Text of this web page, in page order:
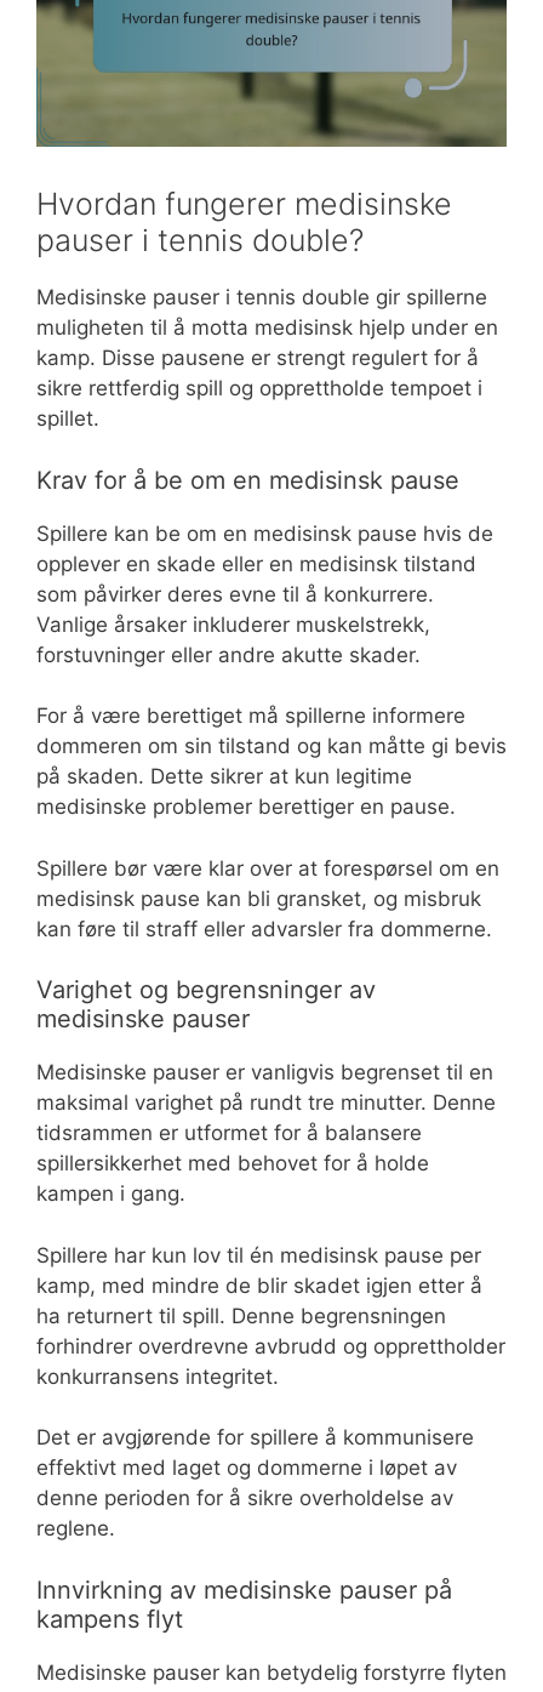
Hvordan fungerer medisinske
pauser i tennis double?
Medisinske pauser i tennis double gir spillerne
muligheten til å motta medisinsk hjelp under en
kamp. Disse pausene er strengt regulert for å
sikre rettferdig spill og opprettholde tempoet i
spillet.
Krav for å be om en medisinsk pause
Spillere kan be om en medisinsk pause hvis de
opplever en skade eller en medisinsk tilstand
som påvirker deres evne til å konkurrere.
Vanlige årsaker inkluderer muskelstrekk,
forstuvninger eller andre akutte skader.
For å være berettiget må spillerne informere
dommeren om sin tilstand og kan måtte gi bevis
på skaden. Dette sikrer at kun legitime
medisinske problemer berettiger en pause.
Spillere bør være klar over at forespørsel om en
medisinsk pause kan bli gransket, og misbruk
kan føre til straff eller advarsler fra dommerne.
Varighet og begrensninger av
medisinske pauser
Medisinske pauser er vanligvis begrenset til en
maksimal varighet på rundt tre minutter. Denne
tidsrammen er utformet for å balansere
spillersikkerhet med behovet for å holde
kampen i gang.
Spillere har kun lov til én medisinsk pause per
kamp, med mindre de blir skadet igjen etter å
ha returnert til spill. Denne begrensningen
forhindrer overdrevne avbrudd og opprettholder
konkurransens integritet.
Det er avgjørende for spillere å kommunisere
effektivt med laget og dommerne i løpet av
denne perioden for å sikre overholdelse av
reglene.
Innvirkning av medisinske pauser på
kampens flyt
Medisinske pauser kan betydelig forstyrre flyten